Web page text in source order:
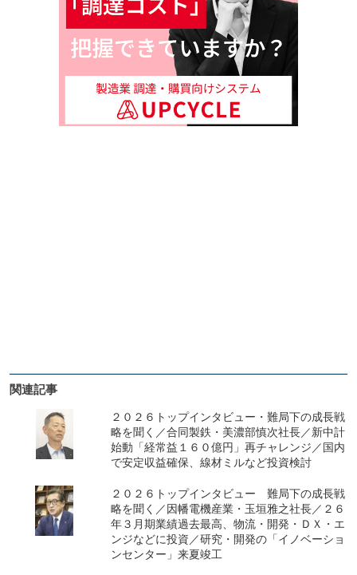
関連記事
２０２６トップインタビュー・難局下の成長戦
略を聞く／合同製鉄・美濃部慎次社長／新中計
始動「経常益１６０億円」再チャレンジ／国内
で安定収益確保、線材ミルなど投資検討
２０２６トップインタビュー 難局下の成長戦
略を聞く／因幡電機産業・玉垣雅之社長／２６
年３月期業績過去最高、物流・開発・ＤＸ・エ
ンジなどに投資／研究・開発の「イノベーショ
ンセンター」来夏竣工